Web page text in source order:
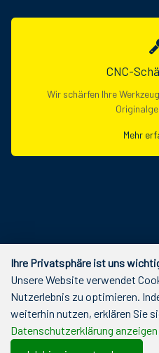
CNC-
Wir schärfen Ihre
Mehr
Ihre Privatsphäre ist uns
Unsere Website verwendet
Nutzerlebnis zu optimieren.
weiterhin nutzen, erklären Sie
Datenschutzerklärung anzeigen